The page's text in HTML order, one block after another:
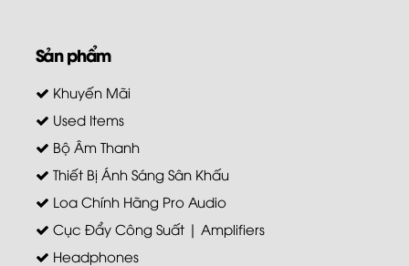
Sản phẩm
Khuyến Mãi
Used Items
Bộ Âm Thanh
Thiết Bị Ánh Sáng Sân Khấu
Loa Chính Hãng Pro Audio
Cục Đẩy Công Suất | Amplifiers
Headphones